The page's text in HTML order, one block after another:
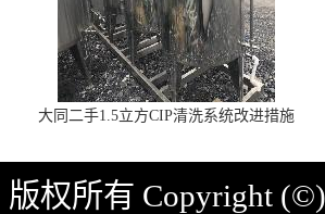
大同二手1.5立方CIP清洗系统改进措施
版权所有 Copyright